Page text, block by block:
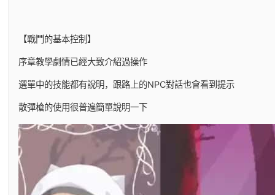
【戰鬥的基本控制】
序章教學劇情已經大致介紹過操作
選單中的技能都有說明，跟路上的NPC對話也會看到提示
散彈槍的使用很普遍簡單說明一下